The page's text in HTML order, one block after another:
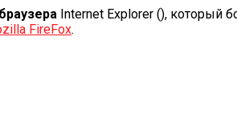
Internet Explorer (), который
FireFox.